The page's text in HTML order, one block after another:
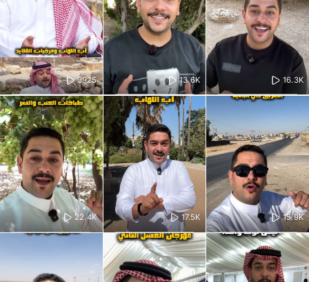
3925 13.6K 16.3K
22.4K 17.5K 15.9K